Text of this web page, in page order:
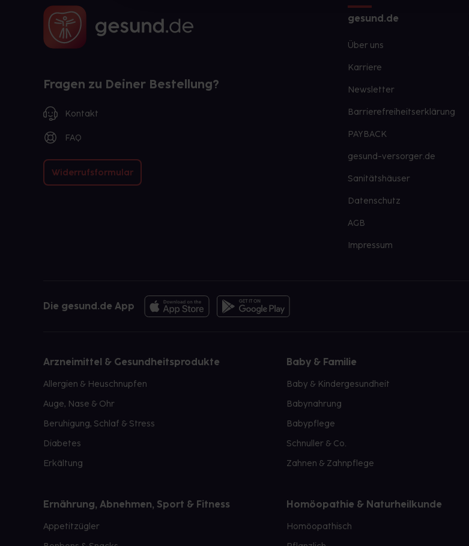
Fragen zu Deiner Bestellung?
Kontakt
FAQ
Widerrufsformular
gesund.de
Über uns
Karriere
Newsletter
Barrierefreiheitserklärung
PAYBACK
gesund-versorger.de
Sanitätshäuser
Datenschutz
AGB
Impressum
Die gesund.de App
Arzneimittel & Gesundheitsprodukte
Allergien & Heuschnupfen
Auge, Nase & Ohr
Beruhigung, Schlaf & Stress
Diabetes
Erkältung
Baby & Familie
Baby & Kindergesundheit
Babynahrung
Babypflege
Schnuller & Co.
Zahnen & Zahnpflege
Ernährung, Abnehmen, Sport & Fitness
Appetitzügler
Homöopathie & Naturheilkunde
Homöopathisch